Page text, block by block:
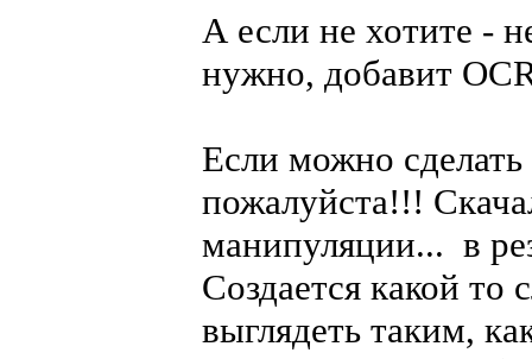
А если не хотите -
нужно, добавит
Если можно
пожалуйста!!!
манипуляции... в
Создается какой то
выглядеть таким,